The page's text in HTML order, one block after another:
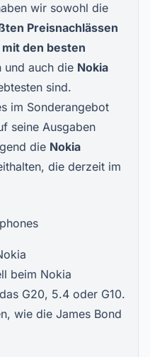
wir sowohl die
Preisnachlässen
den besten
und auch die Nokia
sind.
im Sonderangebot
seine Ausgaben
die Nokia
die derzeit im
beim Nokia
G20, 5.4 oder G10.
wie die James Bond